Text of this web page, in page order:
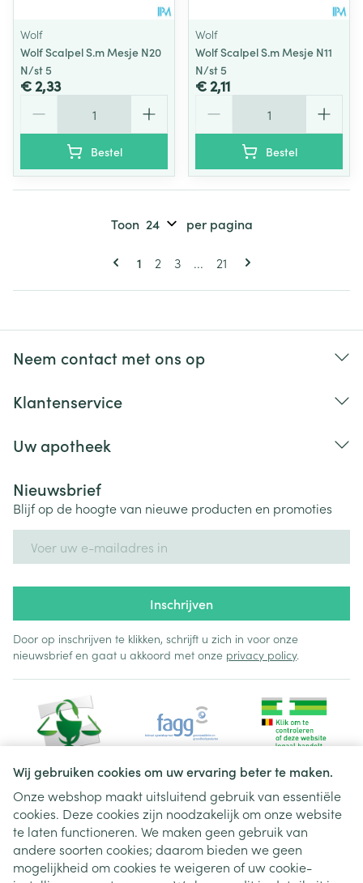
Wij gebruiken cookies om uw ervaring beter te maken.
Onze webshop maakt uitsluitend gebruik van essentiële
cookies. Deze cookies zijn noodzakelijk om onze website
te laten functioneren. We maken geen gebruik van
andere soorten cookies; daarom bieden we geen
mogelijkheid om cookies te weigeren of uw cookie-
Wolf
Wolf Scalpel S.m Mesje N20
N/st 5
€ 2,33
Bestel
Wolf
Wolf Scalpel S.m Mesje N11
N/st 5
€ 2,11
Bestel
Pagina's
U lees momenteel pagina
1 Pagina
2 Pagina
3 ... Pagina
21
Toon per pagina
Neem contact met ons op
Klantenservice
Uw apotheek
Nieuwsbrief
Blijf op de hoogte van nieuwe producten en promoties
Inschrijven
Door op inschrijven te klikken, schrijft u zich in voor onze
nieuwsbrief en gaat u akkoord met onze privacy policy.
Juridische links